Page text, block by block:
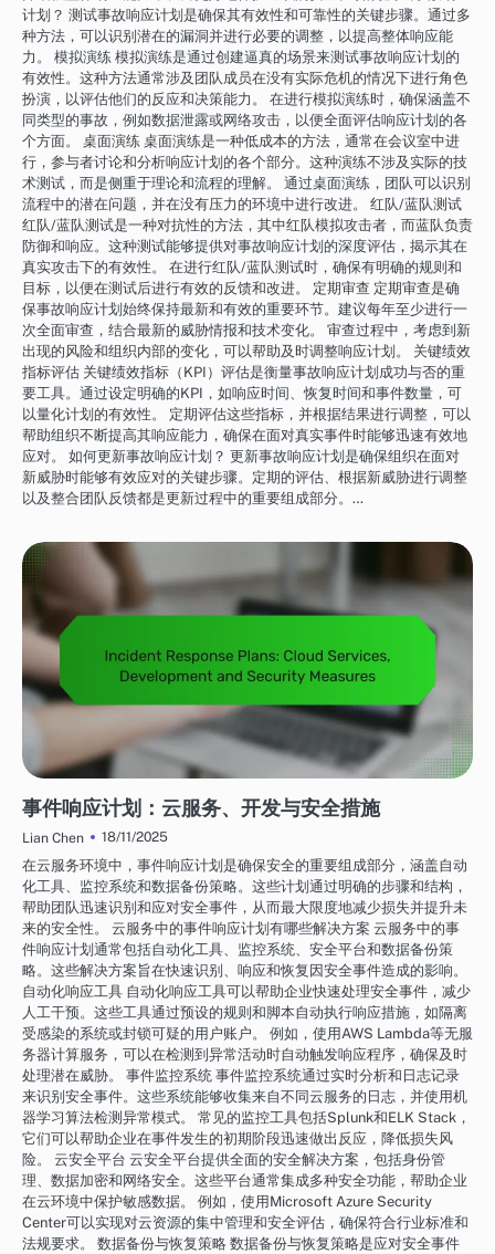
计划？ 测试事故响应计划是确保其有效性和可靠性的关键步骤。通过多
种方法，可以识别潜在的漏洞并进行必要的调整，以提高整体响应能
力。 模拟演练 模拟演练是通过创建逼真的场景来测试事故响应计划的
有效性。这种方法通常涉及团队成员在没有实际危机的情况下进行角色
扮演，以评估他们的反应和决策能力。 在进行模拟演练时，确保涵盖不
同类型的事故，例如数据泄露或网络攻击，以便全面评估响应计划的各
个方面。 桌面演练 桌面演练是一种低成本的方法，通常在会议室中进
行，参与者讨论和分析响应计划的各个部分。这种演练不涉及实际的技
术测试，而是侧重于理论和流程的理解。 通过桌面演练，团队可以识别
流程中的潜在问题，并在没有压力的环境中进行改进。 红队/蓝队测试
红队/蓝队测试是一种对抗性的方法，其中红队模拟攻击者，而蓝队负责
防御和响应。这种测试能够提供对事故响应计划的深度评估，揭示其在
真实攻击下的有效性。 在进行红队/蓝队测试时，确保有明确的规则和
目标，以便在测试后进行有效的反馈和改进。 定期审查 定期审查是确
保事故响应计划始终保持最新和有效的重要环节。建议每年至少进行一
次全面审查，结合最新的威胁情报和技术变化。 审查过程中，考虑到新
出现的风险和组织内部的变化，可以帮助及时调整响应计划。 关键绩效
指标评估 关键绩效指标（KPI）评估是衡量事故响应计划成功与否的重
要工具。通过设定明确的KPI，如响应时间、恢复时间和事件数量，可
以量化计划的有效性。 定期评估这些指标，并根据结果进行调整，可以
帮助组织不断提高其响应能力，确保在面对真实事件时能够迅速有效地
应对。 如何更新事故响应计划？ 更新事故响应计划是确保组织在面对
新威胁时能够有效应对的关键步骤。定期的评估、根据新威胁进行调整
以及整合团队反馈都是更新过程中的重要组成部分。…
事件响应计划：云服务、开发与安全措施
Lian Chen
18/11/2025
在云服务环境中，事件响应计划是确保安全的重要组成部分，涵盖自动
化工具、监控系统和数据备份策略。这些计划通过明确的步骤和结构，
帮助团队迅速识别和应对安全事件，从而最大限度地减少损失并提升未
来的安全性。 云服务中的事件响应计划有哪些解决方案 云服务中的事
件响应计划通常包括自动化工具、监控系统、安全平台和数据备份策
略。这些解决方案旨在快速识别、响应和恢复因安全事件造成的影响。
自动化响应工具 自动化响应工具可以帮助企业快速处理安全事件，减少
人工干预。这些工具通过预设的规则和脚本自动执行响应措施，如隔离
受感染的系统或封锁可疑的用户账户。 例如，使用AWS Lambda等无服
务器计算服务，可以在检测到异常活动时自动触发响应程序，确保及时
处理潜在威胁。 事件监控系统 事件监控系统通过实时分析和日志记录
来识别安全事件。这些系统能够收集来自不同云服务的日志，并使用机
器学习算法检测异常模式。 常见的监控工具包括Splunk和ELK Stack，
它们可以帮助企业在事件发生的初期阶段迅速做出反应，降低损失风
险。 云安全平台 云安全平台提供全面的安全解决方案，包括身份管
理、数据加密和网络安全。这些平台通常集成多种安全功能，帮助企业
在云环境中保护敏感数据。 例如，使用Microsoft Azure Security
Center可以实现对云资源的集中管理和安全评估，确保符合行业标准和
法规要求。 数据备份与恢复策略 数据备份与恢复策略是应对安全事件